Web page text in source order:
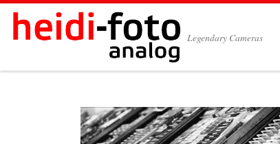
Zum Inhalt springen
Legendary Cameras